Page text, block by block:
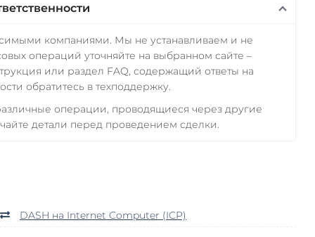
компаниями. Мы не устанавливаем и не
операций уточняйте на выбранном сайте –
или раздел FAQ, содержащий ответы на
обратитесь в техподдержку.
операции, проводящиеся через другие
детали перед проведением сделки.
DASH на Internet Computer (ICP)